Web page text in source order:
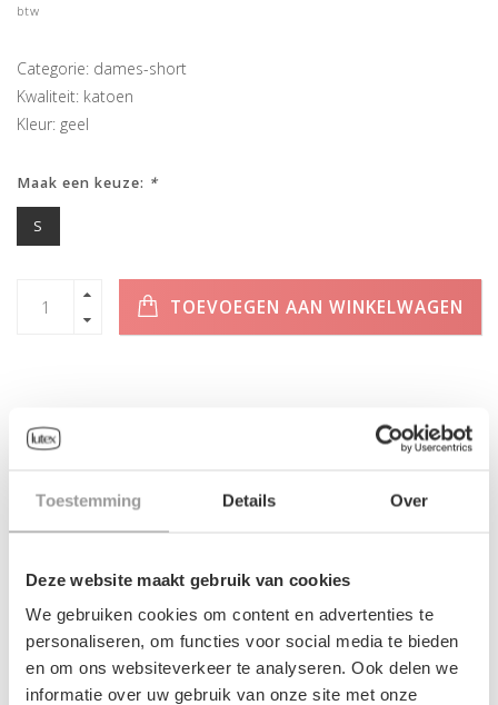
Toestemming Details Over
Deze website maakt gebruik van cookies
We gebruiken cookies om content en advertenties te
personaliseren, om functies voor social media te bieden
en om ons websiteverkeer te analyseren. Ook delen we
informatie over uw gebruik van onze site met onze
btw
Categorie: dames-short
Kwaliteit: katoen
Kleur: geel
Maak een keuze: *
S
TOEVOEGEN AAN WINKELWAGEN
Geen informatie gevonden
Calvi short lemon
Nog niet gewaardeerd
0 sterren op basis van 0 beoordelingen